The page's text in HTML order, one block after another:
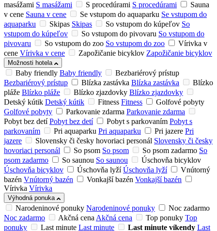
masážami S masážami S procedúrami S procedúrami
Sauna
v cene Sauna v cene Se vstupom do aquaparku Se vstupom do
aquaparku
Skipas Skipas So vstupom do kúpeľov So
vstupom do kúpeľov
So vstupom do pivovaru So vstupom do
pivovaru
So vstupom do zoo So vstupom do zoo
Vírivka v
cene Vírivka v cene Zapožičanie bicyklov Zapožičanie bicyklov
Možnosti hotela
Baby friendly Baby friendly
Bezbariérový prístup
Bezbariérový prístup
Blízka zastávka Blízka zastávka
Blízko
pláže Blízko pláže Blízko zjazdovky Blízko zjazdovky
Detský kútik Detský kútik Fitness Fitness
Golfové pobyty
Golfové pobyty
Parkovanie zdarma Parkovanie zdarma
Pobyt bez detí Pobyt bez detí Pobyt s parkovaním Pobyt s
parkovaním
Pri aquaparku Pri aquaparku Pri jazere Pri
jazere
Slovensky či česky hovoriaci personál Slovensky či česky
hovoriaci personál
So psom So psom So psom zadarmo So
psom zadarmo
So saunou So saunou
Úschovňa bicyklov
Úschovňa bicyklov
Úschovňa lyží Úschovňa lyží
Vnútorný
bazén Vnútorný bazén Vonkajší bazén Vonkajší bazén
Vírivka Vírivka
Výhodná ponuka
Narodeninové ponuky Narodeninové ponuky
Noc zadarmo
Noc zadarmo
Akčná cenaAkčná cena Top ponuky Top
ponuky
Last minute Last minute Last minute víkendy Last